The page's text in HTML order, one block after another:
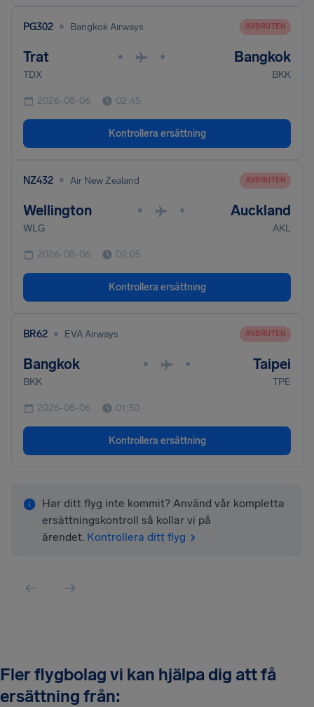
PG302 • Bangkok Airways AVBRUTEN
Trat • • Bangkok
TDX BKK
2026-08-06 02:45
Kontrollera ersättning
NZ432 • Air New Zealand AVBRUTEN
Wellington • • Auckland
WLG AKL
2026-08-06 02:05
Kontrollera ersättning
BR62 • EVA Airways AVBRUTEN
Bangkok • • Taipei
BKK TPE
2026-08-06 01:30
Kontrollera ersättning
Har ditt flyg inte kommit? Använd vår kompletta
ersättningskontroll så kollar vi på
ärendet. Kontrollera ditt flyg
Fler flygbolag vi kan hjälpa dig att få
ersättning från: